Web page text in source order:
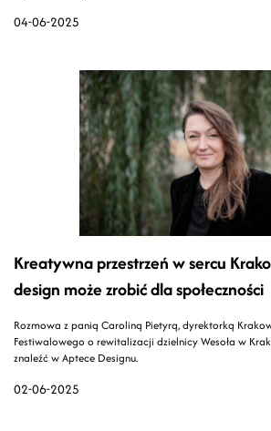
04-06-2025
02-06-2025
Kreatywna przestrzeń w sercu
design może zrobić dla społeczności
Rozmowa z panią Caroliną Pietyrą, dyrektorką
Festiwalowego o rewitalizacji dzielnicy Wesoła w
znaleźć w Aptece Designu.